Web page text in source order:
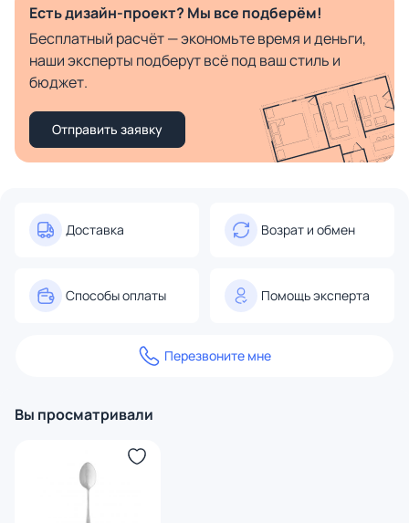
Есть дизайн-проект? Мы все подберём!
Бесплатный расчёт — экономьте время и деньги,
наши эксперты подберут всё под ваш стиль и
бюджет.
Отправить заявку
Доставка Возрат и обмен
Способы оплаты Помощь эксперта
Перезвоните мне
Вы просматривали